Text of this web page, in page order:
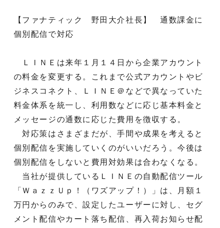
【ファナティック 野田大介社長】 通数課金に
個別配信で対応
ＬＩＮＥは来年１月１４日から企業アカウント
の料金を変更する。これまで公式アカウントやビ
ジネスコネクト、ＬＩＮＥ＠などで異なっていた
料金体系を統一し、利用数などに応じ基本料金と
メッセージの通数に応じた費用を徴収する。
対応策はさまざまだが、手間や成果を考えると
個別配信を実施していくのがいいだろう。今後は
個別配信をしないと費用対効果は合わなくなる。
当社が提供しているＬＩＮＥの自動配信ツール
「ＷａｚｚＵｐ！（ワズアップ！）」は、月額１
万円からのみで、設定したユーザーに対し、セグ
メント配信やカート落ち配信、再入荷お知らせ配